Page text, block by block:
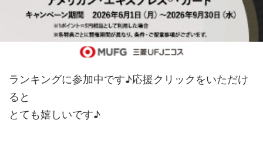
ランキングに参加中です♪応援クリックをいただけ
ると
とても嬉しいです♪